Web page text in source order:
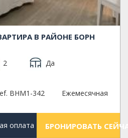
В РАЙОНЕ БОРН
2
Да
BHM1-342
Ежемесячная
оплата БРОНИРОВАТЬ